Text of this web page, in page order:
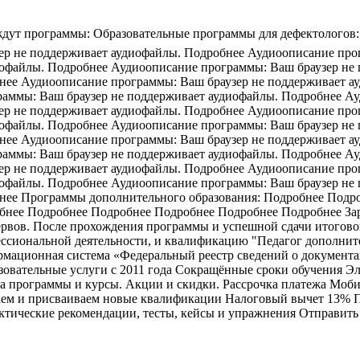
программы: Образовательные программы для
не поддерживает аудиофайлы. Подробнее Аудиоописание
Подробнее Аудиоописание программы: Ваш браузер
Аудиоописание программы: Ваш браузер не поддерживает
Ваш браузер не поддерживает аудиофайлы. Подробнее
не поддерживает аудиофайлы. Подробнее Аудиоописание
Подробнее Аудиоописание программы: Ваш браузер
Аудиоописание программы: Ваш браузер не поддерживает
Ваш браузер не поддерживает аудиофайлы. Подробнее
не поддерживает аудиофайлы. Подробнее Аудиоописание
Подробнее Аудиоописание программы: Ваш браузер
Программы дополнительного образования: Подробнее
Подробнее Подробнее Подробнее Подробнее Подробнее
После прохождения программы и успешной сдачи
деятельности, и квалификацию "Педагог
система «Федеральный реестр сведений о
услуги с 2011 года Сокращённые сроки обучения
и курсы. Акции и скидки. Рассрочка платежа
и присваиваем новые квалификации Налоговый вычет 13%
рекомендации, тесты, кейсы и упражнения Отправить